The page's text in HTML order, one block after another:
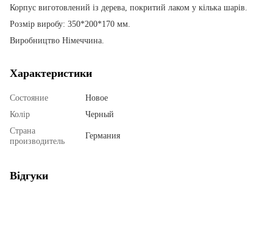
Корпус виготовлений із дерева, покритий лаком у кілька шарів.
Розмір виробу: 350*200*170 мм.
Виробництво Німеччина.
Характеристики
Состояние
Новое
Колір
Черный
Страна
производитель
Германия
Відгуки